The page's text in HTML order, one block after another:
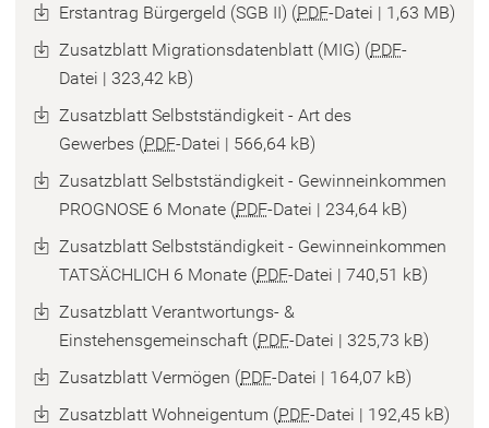
Erstantrag Bürgergeld (SGB II) PDF-Datei
1,63 MB
Zusatzblatt Migrationsdatenblatt (MIG) PDF-
Datei
323,42 kB
Zusatzblatt Selbstständigkeit - Art des
Gewerbes PDF-Datei
566,64 kB
Zusatzblatt Selbstständigkeit - Gewinneinkommen
PROGNOSE 6 Monate PDF-Datei
234,64 kB
Zusatzblatt Selbstständigkeit - Gewinneinkommen
TATSÄCHLICH 6 Monate PDF-Datei
740,51 kB
Zusatzblatt Verantwortungs- &
Einstehensgemeinschaft PDF-Datei
325,73 kB
Zusatzblatt Vermögen PDF-Datei
164,07 kB
Zusatzblatt Wohneigentum PDF-Datei 192,45 kB